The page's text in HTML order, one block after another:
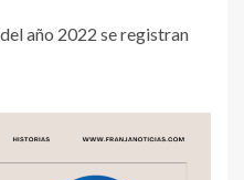
año 2022 se registran